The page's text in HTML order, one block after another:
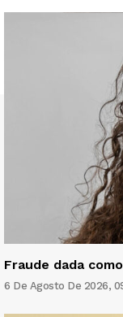
Fraude dada
6 De Agosto De 2026,